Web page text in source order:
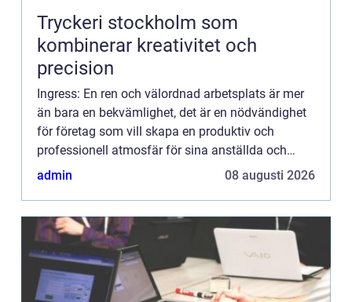
Tryckeri stockholm som
kombinerar kreativitet och
precision
Ingress: En ren och välordnad arbetsplats är mer
än bara en bekvämlighet, det är en nödvändighet
för företag som vill skapa en produktiv och
professionell atmosfär för sina anställda och
bes...
admin 08 augusti 2026